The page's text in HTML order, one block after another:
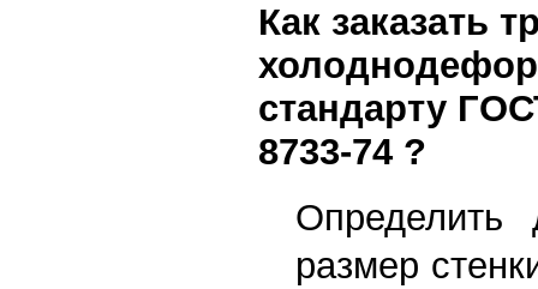
Как заказать
стандарту
8733-74 ?
размер